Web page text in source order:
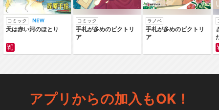
忍たま乱太郎 第29シリーズ
コミック
天は赤い河のほとり
コミック
手札が多めのビクトリ
ア
ラノベ
手札が多めのビクトリ
ア
アプリからの加入もOK！